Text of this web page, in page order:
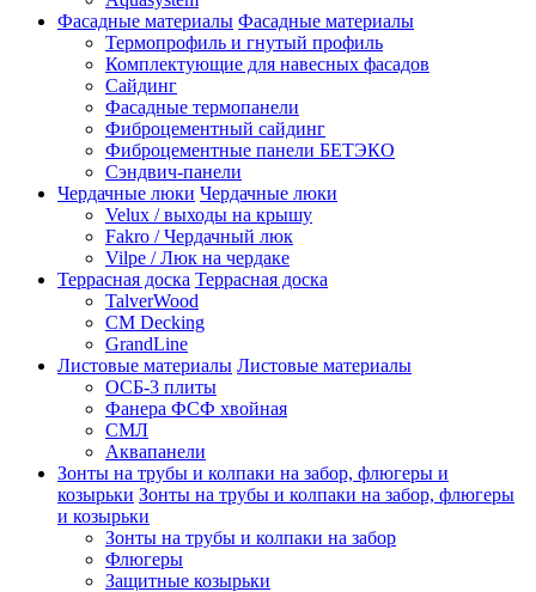
Фасадные материалы Фасадные материалы
Термопрофиль и гнутый профиль
Комплектующие для навесных фасадов
Сайдинг
Фасадные термопанели
Фиброцементный сайдинг
Фиброцементные панели БЕТЭКО
Сэндвич-панели
Чердачные люки Чердачные люки
Velux / выходы на крышу
Fakro / Чердачный люк
Vilpe / Люк на чердаке
Террасная доска Террасная доска
TalverWood
CM Decking
GrandLine
Листовые материалы Листовые материалы
ОСБ-3 плиты
Фанера ФСФ хвойная
СМЛ
Аквапанели
Зонты на трубы и колпаки на забор, флюгеры и
козырьки Зонты на трубы и колпаки на забор, флюгеры
и козырьки
Зонты на трубы и колпаки на забор
Флюгеры
Защитные козырьки